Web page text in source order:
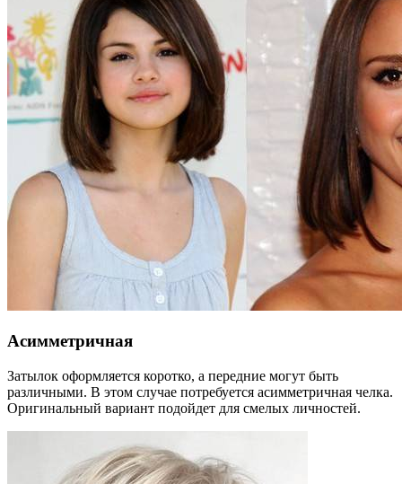
Асимметричная
Затылок оформляется коротко, а передние могут быть
различными. В этом случае потребуется асимметричная челка.
Оригинальный вариант подойдет для смелых личностей.